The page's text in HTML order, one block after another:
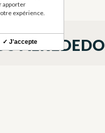
apporter
expérience.
✓ J'accepte